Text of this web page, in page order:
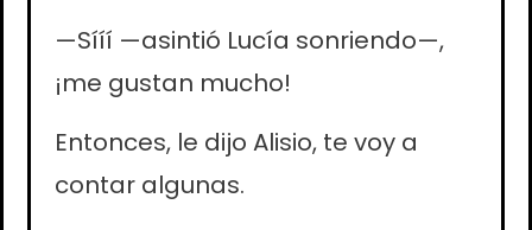
—Sííí —asintió Lucía sonriendo—,
¡me gustan mucho!
Entonces, le dijo Alisio, te voy a
contar algunas.